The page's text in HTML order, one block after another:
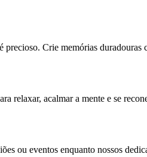
Crie memórias duradouras
relaxar, acalmar a mente e se
ou eventos enquanto nossos